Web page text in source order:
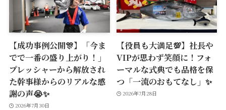
【成功事例公開🎊】「今ま
でで一番の盛り上がり！」
プレッシャーから解放され
た幹事様からのリアルな感
謝の声😭✨
2026年7月30日
【役員も大満足💯】社長や
VIPが思わず笑顔に！フォ
ーマルな式典でも品格を保
つ「一流のおもてなし」✨
2026年7月28日